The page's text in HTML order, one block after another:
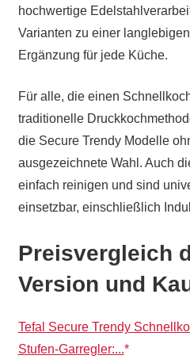
hochwertige
Varianten zu einer
Ergänzung für jede Küche.
Für alle, die einen
traditionelle
die Secure Trendy Modelle
ausgezeichnete Wahl. Auch
einfach reinigen und sind
einsetzbar, einschließlich
Preisvergleich
Version und
Tefal Secure Trendy
Stufen-Garregler:...